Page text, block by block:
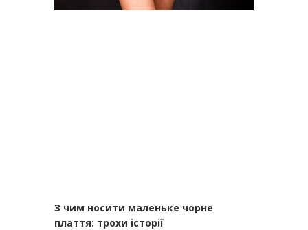
З чим носити маленьке чорне
плаття: трохи історії